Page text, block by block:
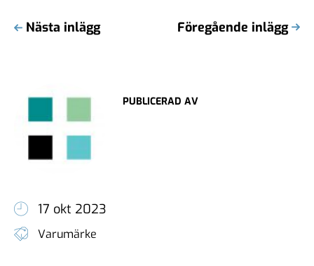
Nästa inlägg Föregående inlägg
PUBLICERAD AV
17 okt 2023
Varumärke